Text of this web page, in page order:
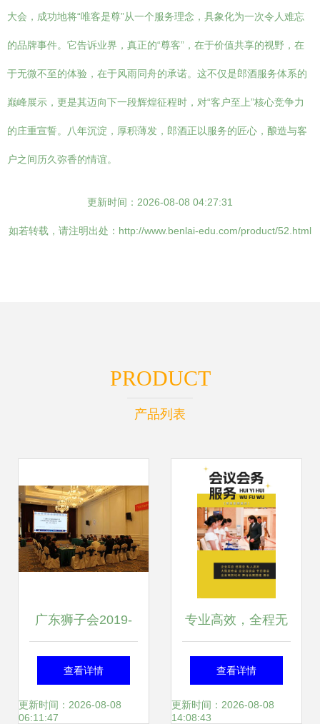
大会，成功地将“唯客是尊”从一个服务理念，具象化为一次令人难忘
的品牌事件。它告诉业界，真正的“尊客”，在于价值共享的视野，在
于无微不至的体验，在于风雨同舟的承诺。这不仅是郎酒服务体系的
巅峰展示，更是其迈向下一段辉煌征程时，对“客户至上”核心竞争力
的庄重宣誓。八年沉淀，厚积薄发，郎酒正以服务的匠心，酿造与客
户之间历久弥香的情谊。
更新时间：2026-08-08 04:27:31
如若转载，请注明出处：http://www.benlai-edu.com/product/52.html
PRODUCT
产品列表
广东狮子会2019-
2020年度全球服务
团队统筹委员会
查看详情
更新时间：2026-08-08
06:11:47
专业高效，全程无
忧 北京会议会务服
务与商业活动策划
查看详情
更新时间：2026-08-08
14:08:43